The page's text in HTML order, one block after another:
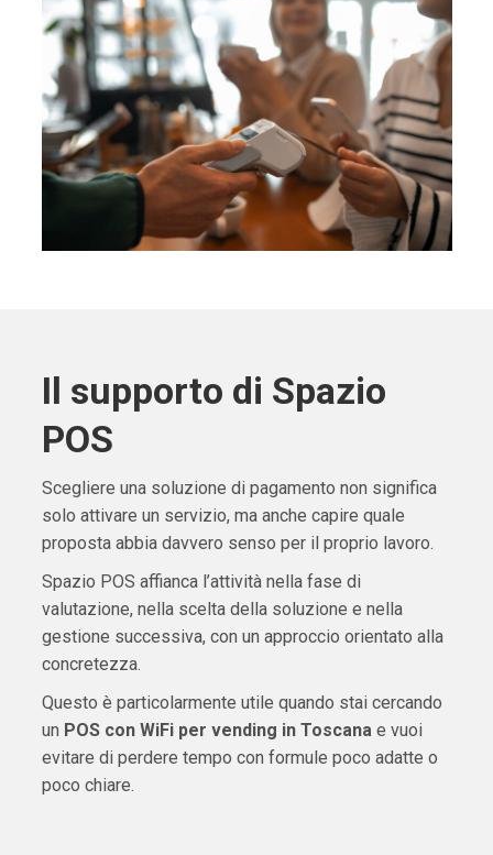
Il supporto di Spazio
POS
Scegliere una soluzione di pagamento non significa
solo attivare un servizio, ma anche capire quale
proposta abbia davvero senso per il proprio lavoro.
Spazio POS affianca l’attività nella fase di
valutazione, nella scelta della soluzione e nella
gestione successiva, con un approccio orientato alla
concretezza.
Questo è particolarmente utile quando stai cercando
un POS con WiFi per vending in Toscanae vuoi
evitare di perdere tempo con formule poco adatte o
poco chiare.